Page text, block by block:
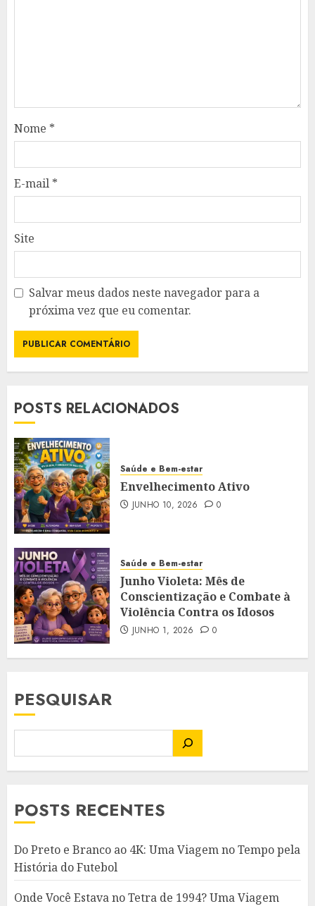
Nome *
E-mail *
Site
Salvar meus dados neste navegador para a
próxima vez que eu comentar.
POSTS RELACIONADOS
Saúde e Bem-estar
Envelhecimento Ativo
JUNHO 10, 2026 0
Saúde e Bem-estar
Junho Violeta: Mês de
Conscientização e Combate à
Violência Contra os Idosos
JUNHO 1, 2026 0
PESQUISAR
POSTS RECENTES
Do Preto e Branco ao 4K: Uma Viagem no Tempo pela
História do Futebol
Onde Você Estava no Tetra de 1994? Uma Viagem